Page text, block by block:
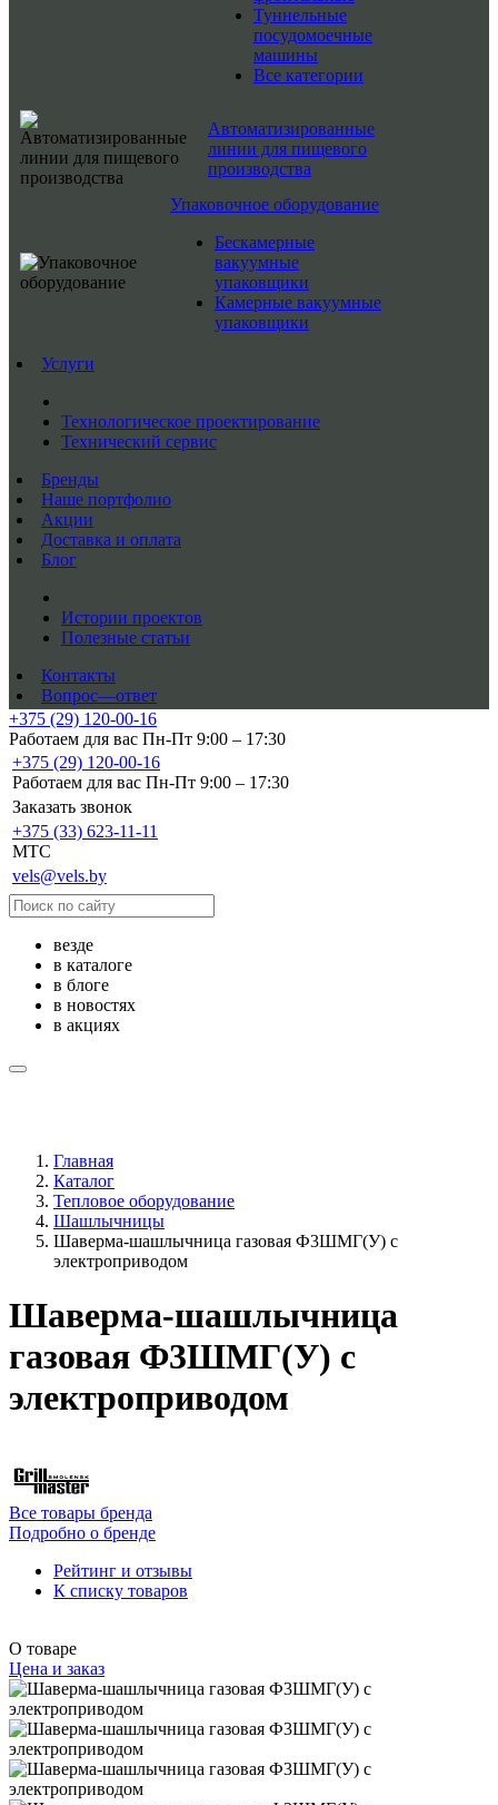
Туннельные
посудомоечные
машины
Все категории
Автоматизированные
линии для пищевого
производства
Упаковочное оборудование
Бескамерные
вакуумные
упаковщики
Камерные вакуумные
упаковщики
Услуги
Технологическое проектирование
Технический сервис
Бренды
Наше портфолио
Акции
Доставка и оплата
Блог
Истории проектов
Полезные статьи
Контакты
Вопрос—ответ
+375 (29) 120-00-16
Работаем для вас Пн-Пт 9:00 – 17:30
+375 (29) 120-00-16
Работаем для вас Пн-Пт 9:00 – 17:30
Заказать звонок
+375 (33) 623-11-11
MTC
vels@vels.by
везде
в каталоге
в блоге
в новостях
в акциях
Главная
Каталог
Тепловое оборудование
Шашлычницы
Шаверма-шашлычница газовая Ф3ШМГ(У) с
электроприводом
Шаверма-шашлычница
газовая Ф3ШМГ(У) с
электроприводом
Все товары бренда
Подробно о бренде
Рейтинг и отзывы
К списку товаров
О товаре
Цена и заказ